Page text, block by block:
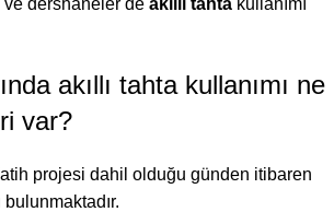
akıllı tahta kullanımı ne
var?
projesi dahil olduğu günden itibaren
bulunmaktadır.